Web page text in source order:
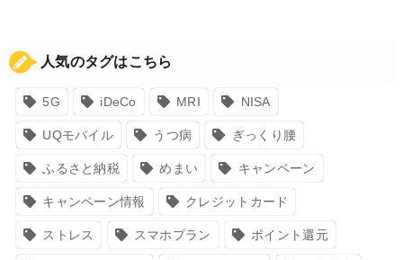
人気のタグはこちら
5G iDeCo MRI NISA
UQモバイル うつ病 ぎっくり腰
ふるさと納税 めまい キャンペーン
キャンペーン情報 クレジットカード
ストレス スマホプラン ポイント還元